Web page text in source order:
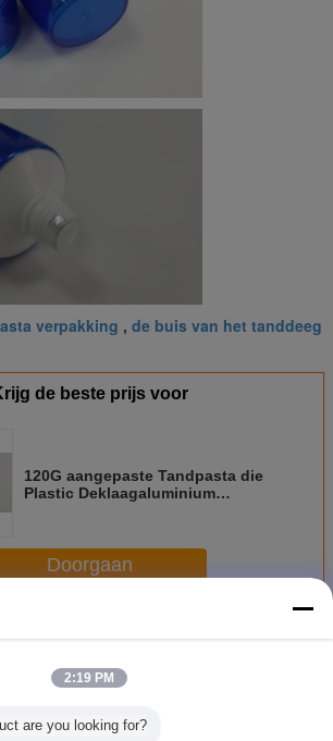
verpakking , de buis van het tanddeeg
de beste prijs voor
120G aangepaste Tandpasta die
Plastic Deklaagaluminium
Doorgaan
2:19 PM
are you looking for?